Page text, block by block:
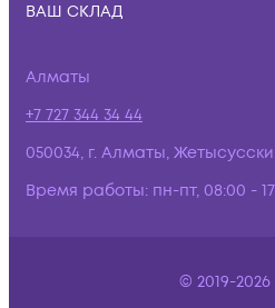
ВАШ СКЛАД
Алматы
+7 727 344 34 44
050034, г. Алматы,
Время работы: пн-пт, 08:00 -
© 2019-